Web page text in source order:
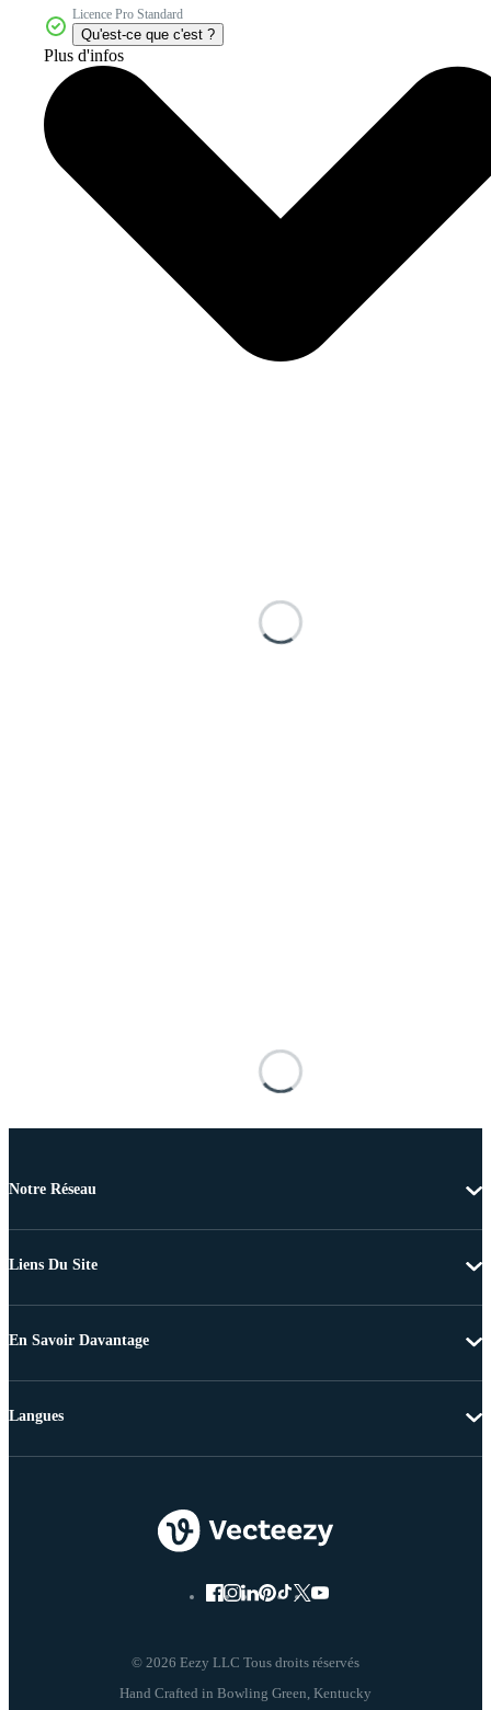
Licence Pro Standard
Qu'est-ce que c'est ?
Plus d'infos
Notre Réseau
Liens Du Site
En Savoir Davantage
© 2026 Eezy LLC Tous droits réservés
Langues